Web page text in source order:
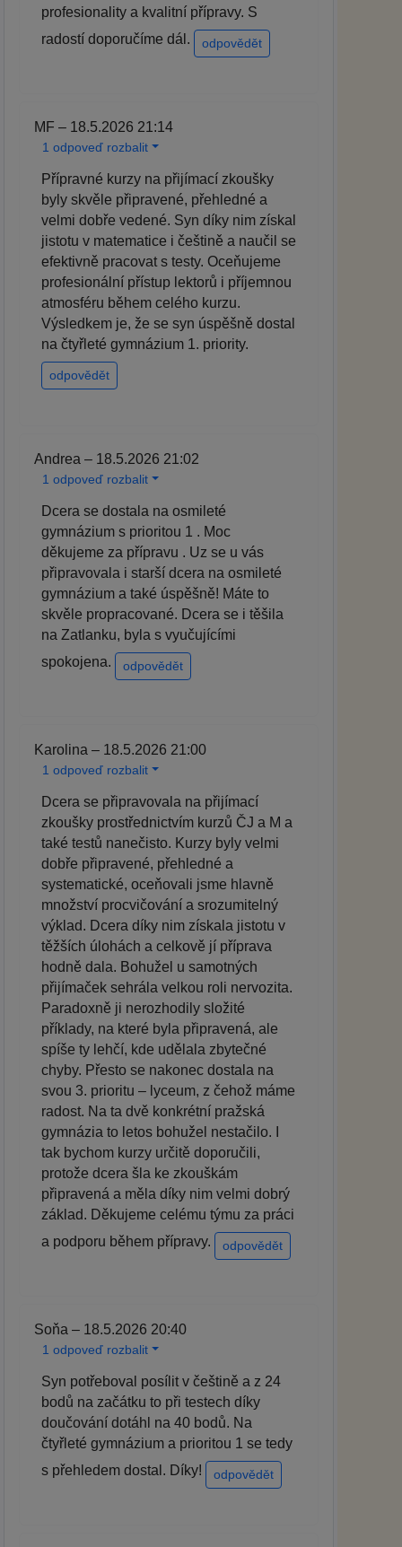
profesionality a kvalitní přípravy. S
radostí doporučíme dál.
odpovědět
MF – 18.5.2026 21:14
1 odpoveď rozbalit
Přípravné kurzy na přijímací zkoušky
byly skvěle připravené, přehledné a
velmi dobře vedené. Syn díky nim získal
jistotu v matematice i češtině a naučil se
efektivně pracovat s testy. Oceňujeme
profesionální přístup lektorů i příjemnou
atmosféru během celého kurzu.
Výsledkem je, že se syn úspěšně dostal
na čtyřleté gymnázium 1. priority.
odpovědět
Andrea – 18.5.2026 21:02
1 odpoveď rozbalit
Dcera se dostala na osmileté
gymnázium s prioritou 1 . Moc
děkujeme za přípravu . Uz se u vás
připravovala i starší dcera na osmileté
gymnázium a také úspěšně! Máte to
skvěle propracované. Dcera se i těšila
na Zatlanku, byla s vyučujícími
spokojena.
odpovědět
Karolina – 18.5.2026 21:00
1 odpoveď rozbalit
Dcera se připravovala na přijímací
zkoušky prostřednictvím kurzů ČJ a M a
také testů nanečisto. Kurzy byly velmi
dobře připravené, přehledné a
systematické, oceňovali jsme hlavně
množství procvičování a srozumitelný
výklad. Dcera díky nim získala jistotu v
těžších úlohách a celkově jí příprava
hodně dala. Bohužel u samotných
přijímaček sehrála velkou roli nervozita.
Paradoxně ji nerozhodily složité
příklady, na které byla připravená, ale
spíše ty lehčí, kde udělala zbytečné
chyby. Přesto se nakonec dostala na
svou 3. prioritu – lyceum, z čehož máme
radost. Na ta dvě konkrétní pražská
gymnázia to letos bohužel nestačilo. I
tak bychom kurzy určitě doporučili,
protože dcera šla ke zkouškám
připravená a měla díky nim velmi dobrý
základ. Děkujeme celému týmu za práci
a podporu během přípravy.
odpovědět
Soňa – 18.5.2026 20:40
1 odpoveď rozbalit
Syn potřeboval posílit v češtině a z 24
bodů na začátku to při testech díky
doučování dotáhl na 40 bodů. Na
čtyřleté gymnázium a prioritou 1 se tedy
s přehledem dostal. Díky!
odpovědět